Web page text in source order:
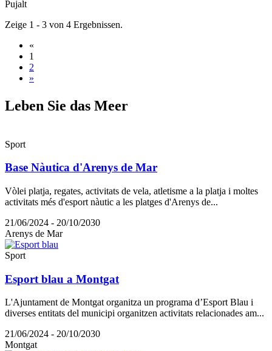
Pujalt
Zeige 1 - 3 von 4 Ergebnissen.
«
1
2
»
Leben Sie das Meer
Sport
Base Nàutica d'Arenys de Mar
Vòlei platja, regates, activitats de vela, atletisme a la platja i moltes
activitats més d'esport nàutic a les platges d'Arenys de...
21/06/2024 - 20/10/2030
Arenys de Mar
Sport
Esport blau a Montgat
L'Ajuntament de Montgat organitza un programa d’Esport Blau i
diverses entitats del municipi organitzen activitats relacionades am...
21/06/2024 - 20/10/2030
Montgat